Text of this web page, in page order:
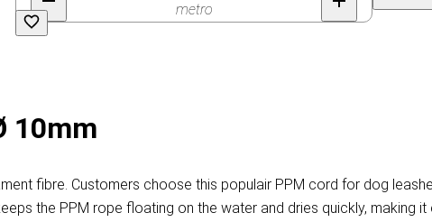
metro
10mm
fibre. Customers choose this populair PPM cord for dog
the PPM rope floating on the water and dries quickly, making